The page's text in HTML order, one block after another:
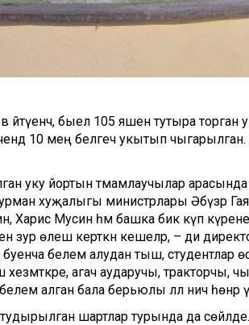
быел 105 яшен тутыра торган
10 мең белгеч укытып
уку йортын тәмамлаучылар
хуҗалыгы министрлары Әбүзәр
Харис Мусин һәм башка бик күп
зур өлеш керткән кешеләр, – ди
белем алудан тыш, студентлар
агач аударучы, тракторчы,
алган бала берьюлы әллә ничә һөнәр
шартлар турында да